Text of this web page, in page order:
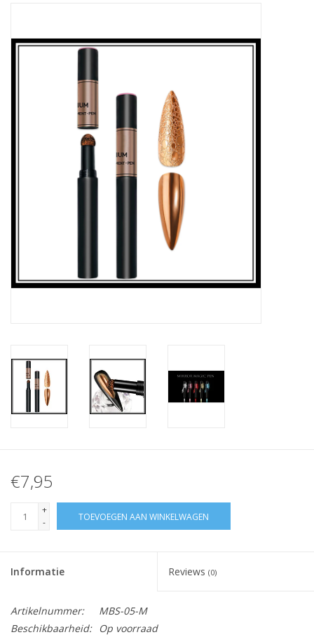
Apparatuur
Beauty Producten
Hema free line/Hypoallergenic
Nail Mist
€7,95
+
-
TOEVOEGEN AAN WINKELWAGEN
Informatie Reviews (0)
Artikelnummer:
MBS-05-M
Beschikbaarheid:
Op voorraad